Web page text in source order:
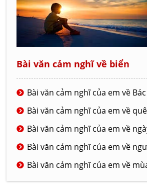
Bài văn cảm nghĩ về biển
Bài văn cảm nghĩ của em về
Bài văn cảm nghĩ của em về
Bài văn cảm nghĩ của em về
Bài văn cảm nghĩ của em về
Bài văn cảm nghĩ của em về